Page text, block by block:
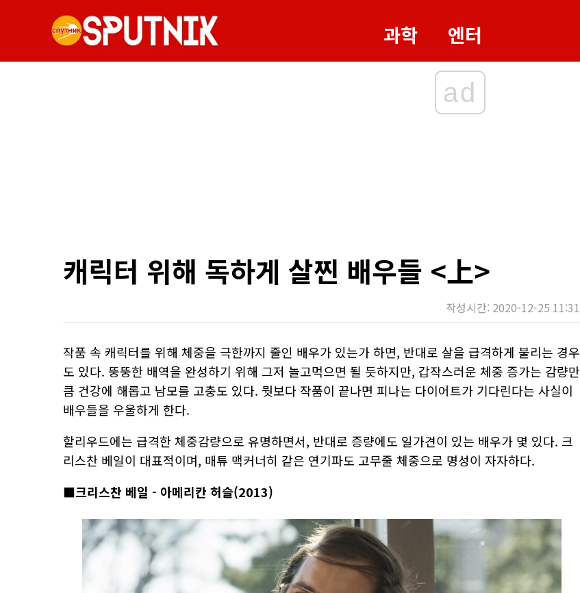
과학 엔터
ad
캐릭터 위해 독하게 살찐 배우들 <上>
작성시간: 2020-12-25 11:31
작품 속 캐릭터를 위해 체중을 극한까지 줄인 배우가 있는가 하면, 반대로 살을 급격하게 불리는 경우
도 있다. 뚱뚱한 배역을 완성하기 위해 그저 놀고먹으면 될 듯하지만, 갑작스러운 체중 증가는 감량만
큼 건강에 해롭고 남모를 고충도 있다. 뭣보다 작품이 끝나면 피나는 다이어트가 기다린다는 사실이
배우들을 우울하게 한다.
할리우드에는 급격한 체중감량으로 유명하면서, 반대로 증량에도 일가견이 있는 배우가 몇 있다. 크
리스찬 베일이 대표적이며, 매튜 맥커너히 같은 연기파도 고무줄 체중으로 명성이 자자하다.
■크리스찬 베일 - 아메리칸 허슬(2013)